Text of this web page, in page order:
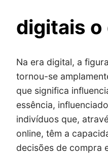
digitais o
Na era digital, a
tornou-se
que significa
essência,
indivíduos que,
online, têm a
decisões de compra